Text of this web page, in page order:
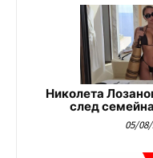
Николета
след
05/